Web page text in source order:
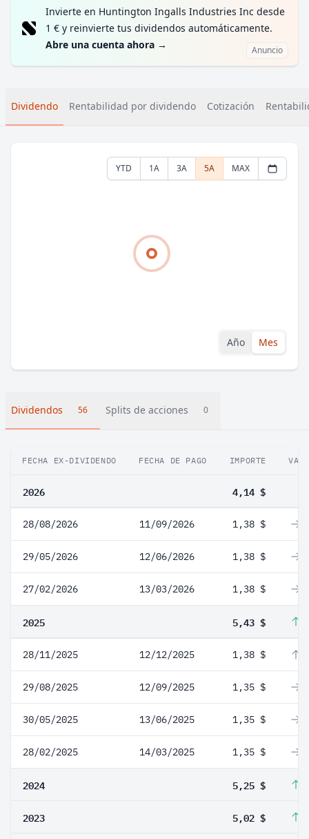
Invierte en Huntington Ingalls Industries Inc desde
1 € y reinvierte tus dividendos automáticamente.
Abre una cuenta ahora → Anuncio
Dividendo Rentabilidad por dividendo Cotización
YTD 1A 3A 5A MAX
Año Mes
Dividendos 56 Splits de acciones 0
FECHA EX-DIVIDENDO FECHA DE PAGO IMPORTE
2026 4,14 $
28/08/2026 11/09/2026 1,38 $
29/05/2026 12/06/2026 1,38 $
27/02/2026 13/03/2026 1,38 $
2025 5,43 $
28/11/2025 12/12/2025 1,38 $
29/08/2025 12/09/2025 1,35 $
30/05/2025 13/06/2025 1,35 $
28/02/2025 14/03/2025 1,35 $
2024 5,25 $
2023 5,02 $